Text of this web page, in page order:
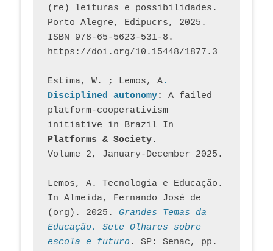
(re) leituras e possibilidades.
Porto Alegre, Edipucrs, 2025.
ISBN 978-65-5623-531-8.
https://doi.org/10.15448/1877.3
Estima, W. ; Lemos, A.
Disciplined autonomy: A failed
platform-cooperativism
initiative in Brazil In
Platforms & Society.
Volume 2, January-December 2025.
Lemos, A. Tecnologia e Educação.
In Almeida, Fernando José de
(org). 2025. Grandes Temas da
Educação. Sete Olhares sobre
escola e futuro. SP: Senac, pp.